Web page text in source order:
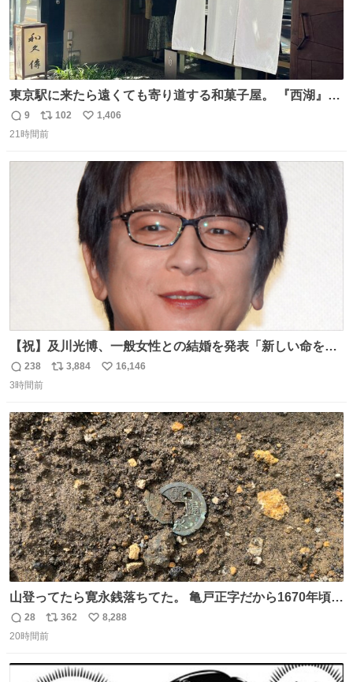
東京駅に来たら遠くても寄り道する和菓子屋。 『西湖』と
いう笹に包まれ、蓮根の粉で出来た生菓子がたまらなく美
味しい。 笹の香りと和三盆の風味、蓮粉のもちもちと特徴
返
信
9
リ
ポ
102
い
数
1,406
21時間前
【祝】及川光博、一般女性との結婚を発表「新しい命を授
かっております」 news.livedoor.com/lite/article_d…
「私、及川光博はこの度、交際しておりました方と入籍い
も変わらず俳優として、ミッチーとして、努力し精進して
参ります」とつづった。
返
信
238
リ
ト
数
3,884
い
数
16,146
3時間前
山登ってたら寛永銭落ちてた。 亀戸正字だから1670年頃に
鋳造されたもの。
返
信
28
リ
ポ
ト
362
い
数
8,288
20時間前